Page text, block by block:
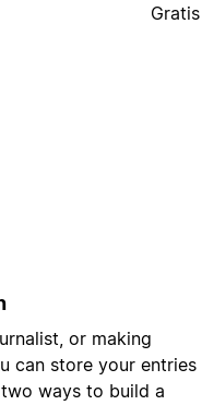
Gratis
or making
can store your entries
ways to build a